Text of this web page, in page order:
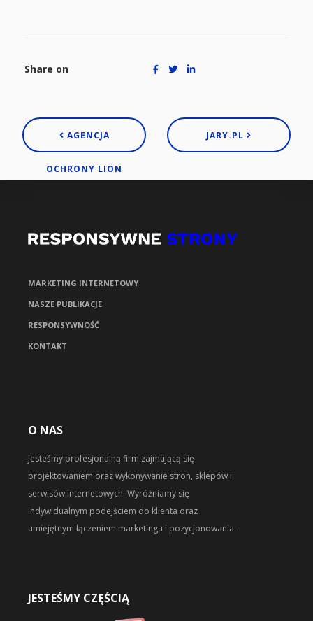
Share on
AGENCJA
OCHRONY LION
JARY.PL
MARKETING INTERNETOWY
NASZE PUBLIKACJE
RESPONSYWNOŚĆ
KONTAKT
O NAS
Jesteśmy profesjonalną firm zajmującą się
projektowaniem oraz wykonywanie stron, sklepów i
serwisów internetowych. Wyróżniamy się
indywidualnym podejściem do klienta oraz
umiejętnym łączeniem marketingu i pozycjonowania.
JESTEŚMY CZĘŚCIĄ